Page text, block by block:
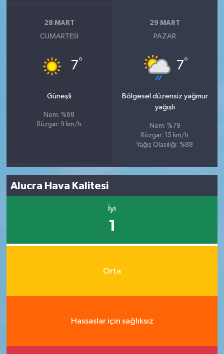
28 MART
CUMARTESI
7°
Güneşli
Nem: %68
Rüzgar: 9 km/h
29 MART
PAZAR
7°
Bölgesel düzensiz yağmur
yağışlı
Nem: %79
Rüzgar: 15 km/h
Yağış Olasılığı: %88
Alucra Hava Kalitesi
İyi
1
Orta
Hassaslar için sağlıksız